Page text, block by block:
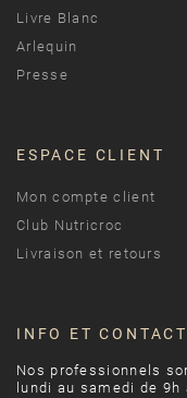
Livre Blanc
Arlequin
Presse
ESPACE CLIENT
Mon compte client
Club Nutricroc
Livraison et retours
INFO ET CONTACT
Nos professionnels
lundi au samedi de 9h